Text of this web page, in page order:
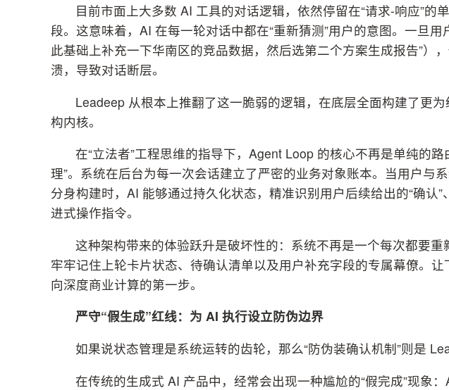
目前市面上大多数 AI 工具的对话逻辑，依然停留在“请求-响应”的
段。这意味着，AI 在每一轮对话中都在“重新猜测”用户的意图。一旦用
此基础上补充一下华南区的竞品数据，然后选第二个方案生成报告”）
溃，导致对话断层。
Leadeep 从根本上推翻了这一脆弱的逻辑，在底层全面构建了更为
构内核。
在“立法者”工程思维的指导下，Agent Loop 的核心不再是单纯的
理”。系统在后台为每一次会话建立了严密的业务对象账本。当用户与
分身构建时，AI 能够通过持久化状态，精准识别用户后续给出的“确认”
进式操作指令。
这种架构带来的体验跃升是破坏性的：系统不再是一个每次都要
牢牢记住上轮卡片状态、待确认清单以及用户补充字段的专属幕僚。
向深度商业计算的第一步。
严守“假生成”红线：为 AI 执行设立防伪边界
如果说状态管理是系统运转的齿轮，那么“防伪装确认机制”则是
在传统的生成式 AI 产品中，经常会出现一种尴尬的“假完成”现象